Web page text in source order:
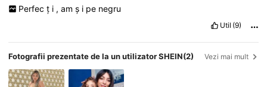
Perfec ț i , am ș i pe negru
Util (9)
Fotografii prezentate de la un utilizator SHEIN(2) Vezi mai mult